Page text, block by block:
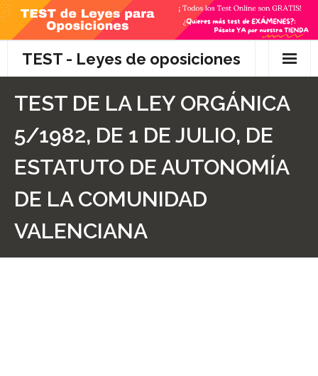
Skip
content
TEST - Leyes de oposiciones
Preguntas
- Diferencia entre propuesta y proposición de ley
- Qué es la competencia administrativa
- ¿Es PRECEPTIVO el Recurso de Alzada? ¿Y
TEST DE LA LEY ORGÁNICA
5/1982, DE 1 DE JULIO, DE
ESTATUTO DE AUTONOMÍA
DE LA COMUNIDAD
VALENCIANA